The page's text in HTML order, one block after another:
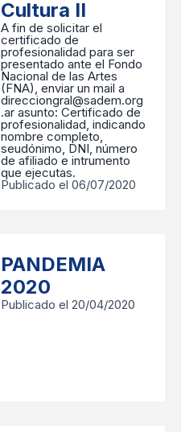
Cultura II
A fin de solicitar el
certificado de
profesionalidad para ser
presentado ante el Fondo
Nacional de las Artes
(FNA), enviar un mail a
direcciongral@sadem.org
.ar asunto: Certificado de
profesionalidad, indicando
nombre completo,
seudónimo, DNI, número
de afiliado e intrumento
que ejecutas.
Publicado el 06/07/2020
PANDEMIA
2020
Publicado el 20/04/2020